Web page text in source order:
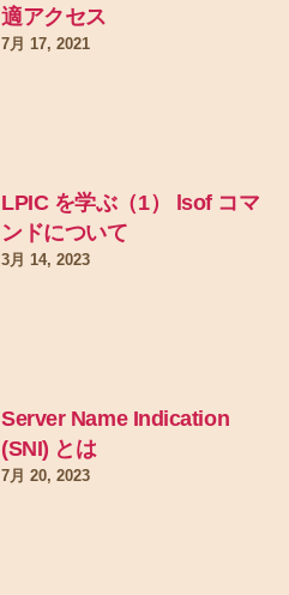
適アクセス
7月 17, 2021
LPIC を学ぶ（1） lsof コマ
ンドについて
3月 14, 2023
Server Name Indication
(SNI) とは
7月 20, 2023